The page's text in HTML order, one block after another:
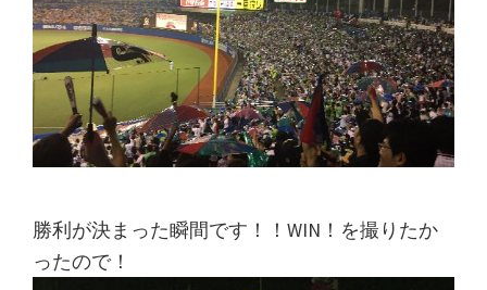
勝利が決まった瞬間です！！WIN！を撮りたか
ったので！